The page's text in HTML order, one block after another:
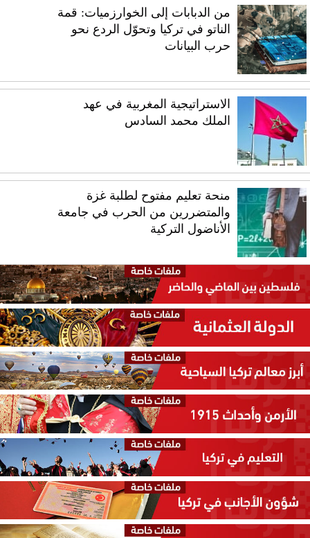
من الدبابات إلى الخوارزميات: قمة
الناتو في تركيا وتحوّل الردع نحو
حرب البيانات
الاستراتيجية المغربية في عهد
الملك محمد السادس
منحة تعليم مفتوح لطلبة غزة
والمتضررين من الحرب في جامعة
الأناضول التركية